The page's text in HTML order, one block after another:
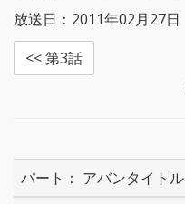
放送日：2011年02月27日
<< 第3話
アバンタイトル